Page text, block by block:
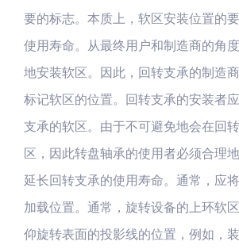
要的标志。本质上，软区安装位置的
使用寿命。从最终用户和制造商的角
地安装软区。因此，回转支承的制造
标记软区的位置。回转支承的安装者
支承的软区。由于不可避免地会在回
区，因此转盘轴承的使用者必须合理
延长回转支承的使用寿命。通常，应
加载位置。通常，旋转设备的上环软
仰旋转表面的投影线的位置，例如，